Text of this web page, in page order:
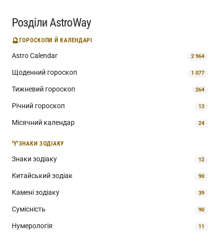
Розділи AstroWay
🔮ГОРОСКОПИ Й КАЛЕНДАРІ
Astro Calendar 2 964
Щоденний гороскоп 1 077
Тижневий гороскоп 264
Річний гороскоп 13
Місячний календар 24
♈ЗНАКИ ЗОДІАКУ
Знаки зодіаку 12
Китайський зодіак 90
Камені зодіаку 39
Сумісність 90
Нумерологія 11